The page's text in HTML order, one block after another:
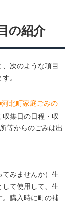
の紹介
次のような項目
。
河北町家庭ごみの
集日の日程・収
等からのごみは出
てみませんか）生
て使用して、生
。購入時に町の補